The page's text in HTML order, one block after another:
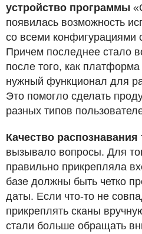
устройство программы
появилась возможность
со всеми конфигурациями
Причем последнее стало
после того, как
нужный функционал для
Это помогло сделать
разных типов
Качество распознавания
вызывало вопросы. Для
правильно прикрепляла
базе должны быть четко
даты. Если что-то не
прикреплять сканы
стали больше обращать